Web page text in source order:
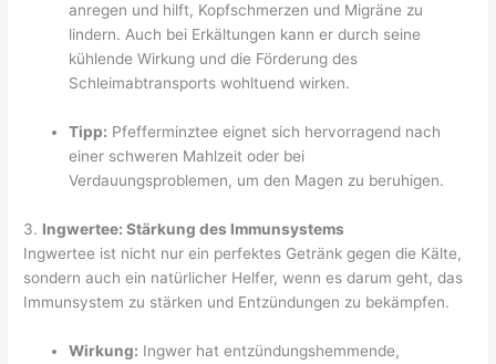
anregen und hilft, Kopfschmerzen und Migräne zu
lindern. Auch bei Erkältungen kann er durch seine
kühlende Wirkung und die Förderung des
Schleimabtransports wohltuend wirken.
Tipp: Pfefferminztee eignet sich hervorragend nach
einer schweren Mahlzeit oder bei
Verdauungsproblemen, um den Magen zu beruhigen.
3. Ingwertee: Stärkung des Immunsystems
Ingwertee ist nicht nur ein perfektes Getränk gegen die Kälte,
sondern auch ein natürlicher Helfer, wenn es darum geht, das
Immunsystem zu stärken und Entzündungen zu bekämpfen.
Wirkung: Ingwer hat entzündungshemmende,